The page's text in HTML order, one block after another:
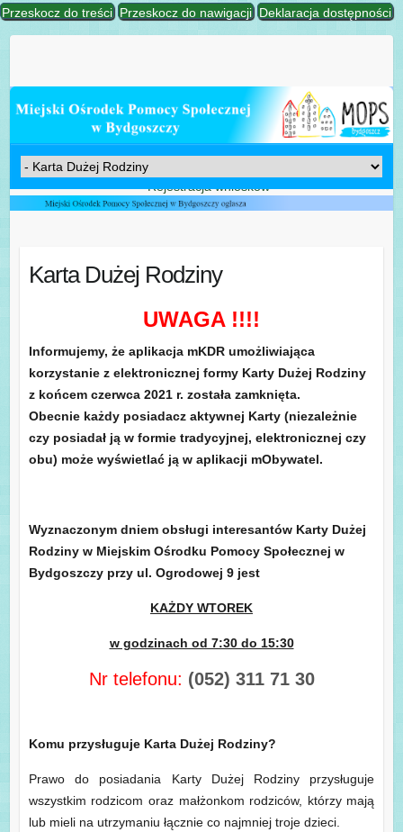
Przeskocz do treści Przeskocz do nawigacji Deklaracja dostępności
Karta Dużej Rodziny
UWAGA !!!!
Informujemy, że aplikacja mKDR umożliwiająca
korzystanie z elektronicznej formy Karty Dużej Rodziny
z końcem czerwca 2021 r. została zamknięta.
Obecnie każdy posiadacz aktywnej Karty (niezależnie
czy posiadał ją w formie tradycyjnej, elektronicznej czy
obu) może wyświetlać ją w aplikacji mObywatel.
Wyznaczonym dniem obsługi interesantów Karty Dużej
Rodziny w Miejskim Ośrodku Pomocy Społecznej w
Bydgoszczy przy ul. Ogrodowej 9 jest
KAŻDY WTOREK
w godzinach od 7:30 do 15:30
Nr telefonu: (052) 311 71 30
Komu przysługuje Karta Dużej Rodziny?
Prawo do posiadania Karty Dużej Rodziny przysługuje
wszystkim rodzicom oraz małżonkom rodziców, którzy mają
lub mieli na utrzymaniu łącznie co najmniej troje dzieci.